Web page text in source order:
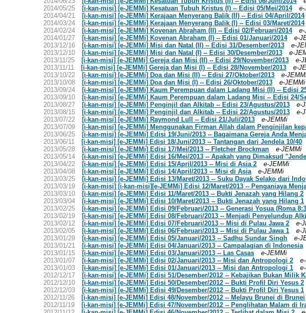
2014/05/25
[i-kan-misi] [e-JEMMi] Kesatuan Tubuh Kristus (I) -- Edisi 05/Mei/2014
2014/04/21
[i-kan-misi] [e-JEMMi] Kerajaan Menyerang Balik (II) -- Edisi 04/April/2014
2014/03/24
[i-kan-misi] [e-JEMMi] Kerajaan Menyerang Balik (I) -- Edisi 03/Maret/2014
2014/02/24
[i-kan-misi] [e-JEMMi] Kovenan Abraham (II) -- Edisi 02/Februari/2014
2014/01/27
[i-kan-misi] [e-JEMMi] Kovenan Abraham (I) -- Edisi 01/Januari/2014
e-
2013/12/16
[i-kan-misi] [e-JEMMi] Misi dan Natal (II) -- Edisi 31/Desember/2013
e-
2013/12/10
[i-kan-misi] [e-JEMMi] Misi dan Natal (I) -- Edisi 30/Desember/2013
e-
2013/11/25
[i-kan-misi] [e-JEMMi] Gereja dan Misi (II) -- Edisi 29/November/2013
e-
2013/11/11
[i-kan-misi] [e-JEMMi] Gereja dan Misi (I) -- Edisi 28/November/2013
e-
2013/10/22
[i-kan-misi] [e-JEMMi] Doa dan Misi (II) -- Edisi 27/Oktober/2013
e-
2013/10/08
[i-kan-misi] [e-JEMMi] Doa dan Misi (I) -- Edisi 26/Oktober/2013
e-JEMMi
2013/09/24
[i-kan-misi] [e-JEMMi] Kaum Perempuan dalam Ladang Misi (II) -- Edisi
2013/09/10
[i-kan-misi] [e-JEMMi] Kaum Perempuan dalam Ladang Misi -- Edisi 24/
2013/08/27
[i-kan-misi] [e-JEMMi] Penginjil dan Alkitab -- Edisi 23/Agustus/2013
e-
2013/08/15
[i-kan-misi] [e-JEMMi] Penginjil dan Alkitab -- Edisi 22/Agustus/2013
e-
2013/07/22
[i-kan-misi] [e-JEMMi] Raymond Lull -- Edisi 21/Juli/2013
e-JEMMi
2013/07/09
[i-kan-misi] [e-JEMMi] Menggunakan Firman Allah dalam Penginjilan
2013/06/25
[i-kan-misi] [e-JEMMi] Edisi 19/Juni/2013 -- Bagaimana Gereja Anda
2013/06/11
[i-kan-misi] [e-JEMMi] Edisi 18/Juni/2013 -- Tantangan dari Jendela 10/40
2013/05/28
[i-kan-misi] [e-JEMMi] Edisi 17/Mei/2013 -- Fletcher Brockman
e-JEMMi
2013/05/14
[i-kan-misi] [e-JEMMi] Edisi 16/Mei/2013 -- Apakah yang Dimaksud
2013/04/22
[i-kan-misi] [e-JEMMi] Edisi 15/April/2013 -- Misi di Asia 2
e-JEMMi
2013/04/08
[i-kan-misi] [e-JEMMi] Edisi 14/April/2013 -- Misi di Asia
e-JEMMi
2013/03/25
[i-kan-misi] [e-JEMMi] Edisi 13/Maret/2013 -- Suku Dayak Selako dari
2013/03/19
[i-kan-misi] [i-kan-misi][e-JEMMi] Edisi 12/Maret/2013 -- Penganiaya
2013/03/10
[i-kan-misi] [e-JEMMi] Edisi 11/Maret/2013 -- Bukti Jenazah yang Hilang 2
2013/03/04
[i-kan-misi] [e-JEMMi] Edisi 10/Maret/2013 -- Bukti Jenazah yang Hilang 1
2013/02/25
[i-kan-misi] [e-JEMMi] Edisi 09/Februari/2013 -- Generasi Yosua (Roma
2013/02/19
[i-kan-misi] [e-JEMMi] Edisi 08/Februari/2013 -- Menjadi Penyelundup
2013/02/12
[i-kan-misi] [e-JEMMi] Edisi 07/Februari/2013 -- Misi di Pulau Jawa 2
e-
2013/02/05
[i-kan-misi] [e-JEMMi] Edisi 06/Februari/2013 -- Misi di Pulau Jawa 1
e-
2013/01/29
[i-kan-misi] [e-JEMMi] Edisi 05/Januari/2013 -- Sadhu Sundar Singh
e-
2013/01/21
[i-kan-misi] [e-JEMMi] Edisi 04/Januari/2013 -- Campalagian di Indonesia
2013/01/15
[i-kan-misi] [e-JEMMi] Edisi 03/Januari/2013 -- Las Casas
e-JEMMi
2013/01/07
[i-kan-misi] [e-JEMMi] Edisi 02/Januari/2013 -- Misi dan Antropologi 2
2013/01/03
[i-kan-misi] [e-JEMMi] Edisi 01/Januari/2013 -- Misi dan Antropologi 1
2012/12/17
[i-kan-misi] [e-JEMMi] Edisi 51/Desember/2012 -- Kebajikan Bukan Milik
2012/12/10
[i-kan-misi] [e-JEMMi] Edisi 50/Desember/2012 -- Bukti Profil Diri Yesus 2
2012/12/03
[i-kan-misi] [e-JEMMi] Edisi 49/Desember/2012 -- Bukti Profil Diri Yesus 1
2012/11/26
[i-kan-misi] [e-JEMMi] Edisi 48/November/2012 -- Melayu Brunei di Brunei
2012/11/19
[i-kan-misi] [e-JEMMi] Edisi 47/November/2012 -- Penglihatan Malam di